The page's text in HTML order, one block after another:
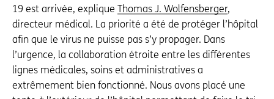
19 est arrivée, explique Thomas J. Wolfensberger,
directeur médical. La priorité a été de protéger l’hôpital
afin que le virus ne puisse pas s’y propager. Dans
l’urgence, la collaboration étroite entre les différentes
lignes médicales, soins et administratives a
extrêmement bien fonctionné. Nous avons placé une